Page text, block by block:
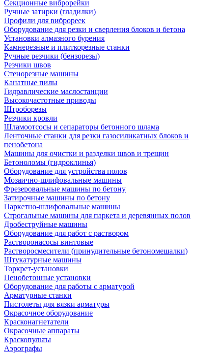
Секционные виброрейки
Ручные затирки (гладилки)
Профили для виброреек
Оборудование для резки и сверления блоков и бетона
Установки алмазного бурения
Камнерезные и плиткорезные станки
Ручные резчики (бензорезы)
Резчики швов
Стенорезные машины
Канатные пилы
Гидравлические маслостанции
Высокочастотные приводы
Штроборезы
Резчики кровли
Шламоотсосы и сепараторы бетонного шлама
Ленточные станки для резки газосиликатных блоков и
пенобетона
Машины для очистки и разделки швов и трещин
Бетоноломы (гидроклинья)
Оборудование для устройства полов
Мозаично-шлифовальные машины
Фрезеровальные машины по бетону
Затирочные машины по бетону
Паркетно-шлифовальные машины
Строгальные машины для паркета и деревянных полов
Дробеструйные машины
Оборудование для работ с раствором
Растворонасосы винтовые
Растворосмесители (принудительные бетономешалки)
Штукатурные машины
Торкрет-установки
Пенобетонные установки
Оборудование для работы с арматурой
Арматурные станки
Пистолеты для вязки арматуры
Окрасочное оборудование
Красконагнетатели
Окрасочные аппараты
Краскопульты
Аэрографы